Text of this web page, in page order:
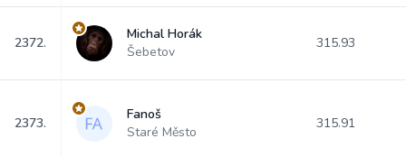
2372.
Michal Horák
Šebetov
315.93
2373.
Fanoš
Staré Město
315.91